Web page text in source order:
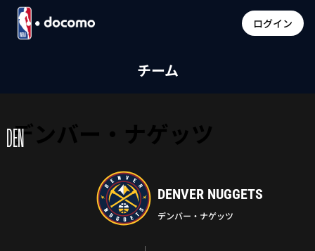
ログイン
チーム
デンバー・ナゲッツ
DEN
DENVER NUGGETS
デンバー・ナゲッツ